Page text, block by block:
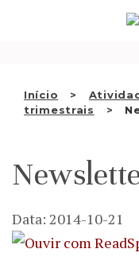
Início
trimestrais
QUEM
DECISÕES
PT
Data: 2014-10-21